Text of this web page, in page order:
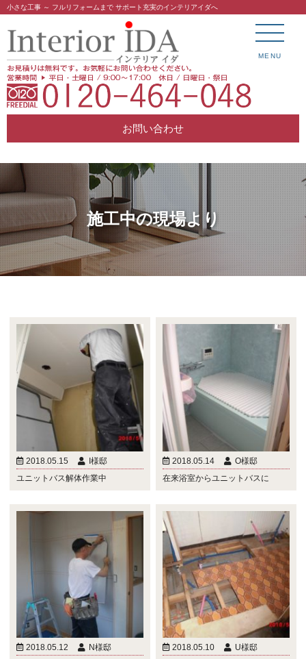
小さな工事 ～ フルリフォームまで サポート充実のインテリアイダへ
お問い合わせ
MENU
施工中の現場より
2018.05.15
I様邸
ユニットバス解体作業中
2018.05.14
O様邸
在来浴室からユニットバスに
2018.05.12
N様邸
2018.05.10
U様邸